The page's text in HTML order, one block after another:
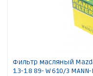
Фильтр масляный
1.3-1.8 89- W 610/3 MANN-